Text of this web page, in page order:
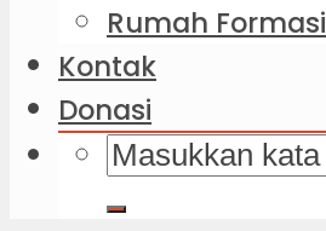
Rumah Formasi
Kontak
Donasi